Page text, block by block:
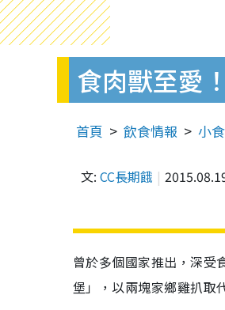
食肉獸至愛
首頁 飲食情報 小
文: CC長期餓
曾於多個國家推出，深
堡」，以兩塊家鄉雞扒取